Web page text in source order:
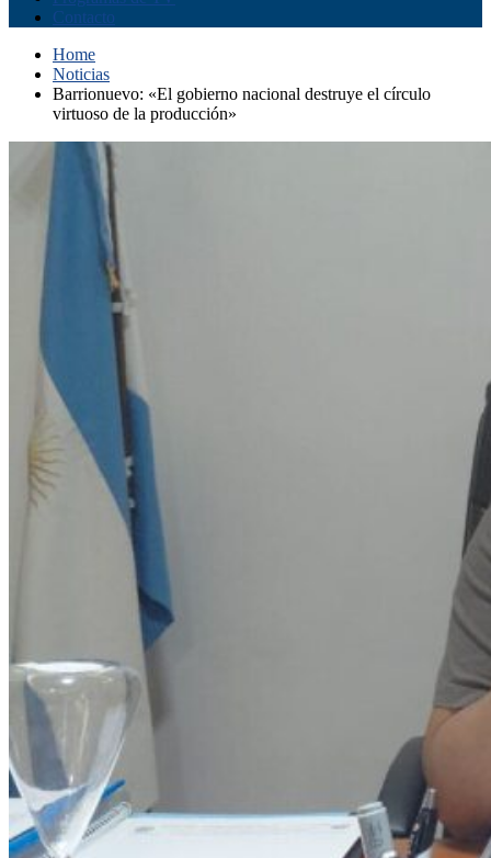
Contacto
Home
Noticias
Barrionuevo: «El gobierno nacional destruye el círculo
virtuoso de la producción»